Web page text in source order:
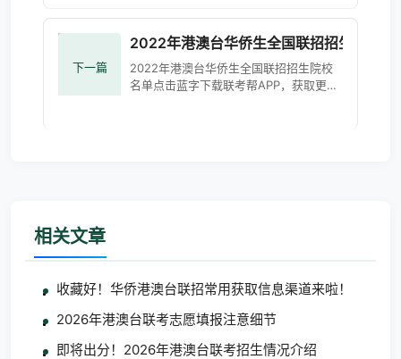
下一篇
2022年港澳台华侨生全国联招招生院校名
2022年港澳台华侨生全国联招招生院校
名单点击蓝字下载联考帮APP，获取更多
相关文章
收藏好！华侨港澳台联招常用获取信息渠道来啦！
2026年港澳台联考志愿填报注意细节
即将出分！2026年港澳台联考招生情况介绍